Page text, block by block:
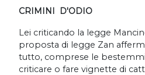
CRIMINI D'ODIO
Lei criticando la legge
proposta di legge Zan
tutto, comprese le
criticare o fare vignette di